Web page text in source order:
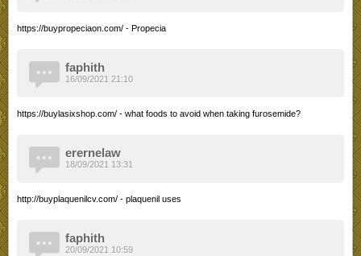
https://buypropeciaon.com/ - Propecia
faphith
https://buylasixshop.com/ - what foods to avoid when taking furosemide?
16/09/2021 21:10
erernelaw
http://buyplaquenilcv.com/ - plaquenil uses
18/09/2021 13:31
faphith
20/09/2021 10:59